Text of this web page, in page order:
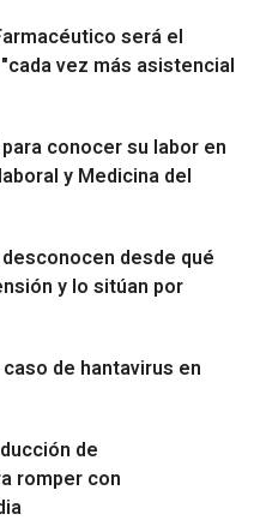
será el
vez más asistencial
conocer su labor en
y Medicina del
desde qué
y lo sitúan por
de hantavirus en
de
romper con